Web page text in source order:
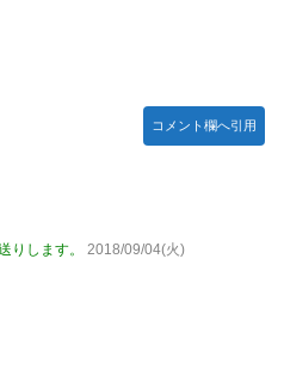
たけど難しい
武人系敵幹部」に付きまといがち
が700台超 7月販売は125台
からないまま新しい映画が終わ
て伸びないと思ってませんでし
コメント欄へ引用
りします。
2018/09/04(火)